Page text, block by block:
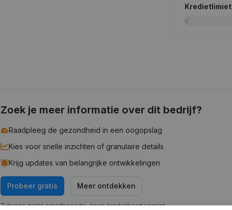
Kredietlimiet
Zoek je meer informatie over dit bedrijf?
Raadpleeg de gezondheid in een oogopslag
Kies voor snelle inzichten of granulaire details
Krijg updates van belangrijke ontwikkelingen
Probeer gratis Meer ontdekken
7 dagen gratis proefperiode, geen kredietkaart vereist.